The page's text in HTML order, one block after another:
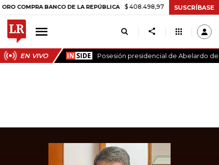
BANCO DE LA REPÚBLICA $ 408.498,97 +$ 8.753,81 +2,19%
SUSCRÍBASE
EN VIVO Posesión presidencial de Abelardo de